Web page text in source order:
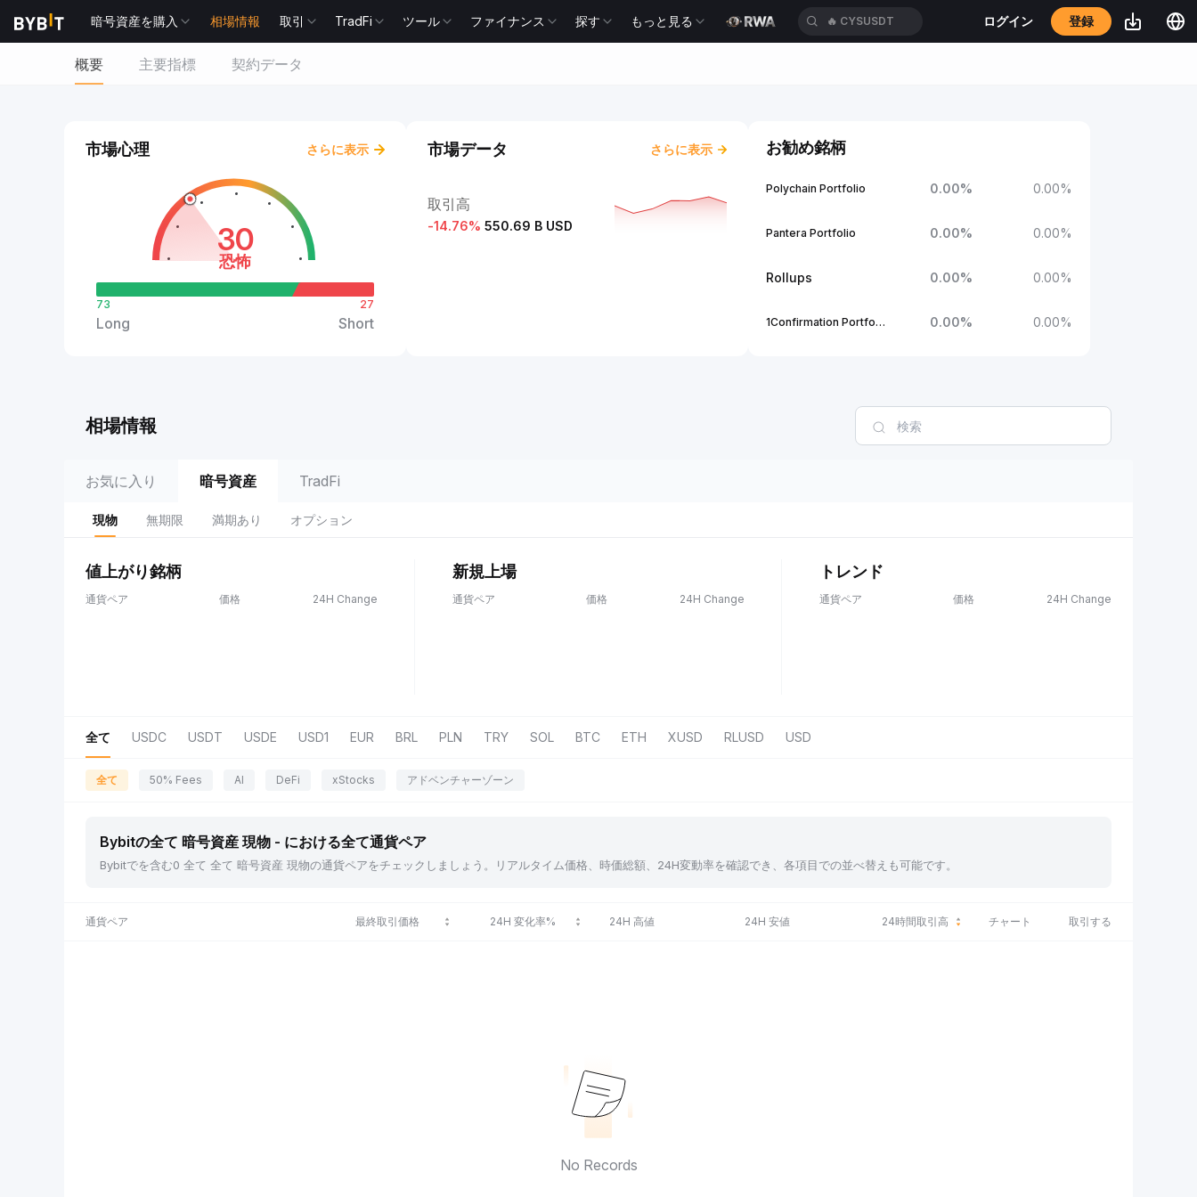
暗号資産を購入 相場情報 取引 TradFi ツール ファイナンス 探す もっと見る 🔥 CYSUSDT ログイン 登録
概要 主要指標 契約データ
市場心理 さらに表示
30
恐怖
73
Long
27
Short
市場データ さらに表示
取引高
-14.76% 550.69 B USD
お勧め銘柄
Polychain Portfolio 0.00% 0.00%
Pantera Portfolio 0.00% 0.00%
Rollups 0.00% 0.00%
1Confirmation Portfolio 0.00% 0.00%
相場情報
お気に入り 暗号資産 TradFi
現物 無期限 満期あり オプション
値上がり銘柄
通貨ペア 価格 24H Change
新規上場
通貨ペア 価格 24H Change
トレンド
通貨ペア 価格 24H Change
全て USDC USDT USDE USD1 EUR BRL PLN TRY SOL BTC ETH XUSD RLUSD USD
全て 50% Fees AI DeFi xStocks アドベンチャーゾーン
Bybitの全て 暗号資産 現物 - における全て通貨ペア
Bybitでを含む0 全て 全て 暗号資産 現物の通貨ペアをチェックしましょう。リアルタイム価格、時価総額、24H変動率を確認でき、各項目での並べ替えも可能です。
通貨ペア 最終取引価格 24H 変化率% 24H 高値 24H 安値 24時間取引高 チャート 取引する
No Records